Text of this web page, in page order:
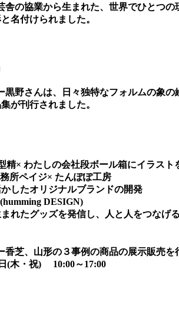
舎の協業から生まれた、世界でひとつ
名付けられました。
黒野さんは、日々独特なフォルムの象
が刊行されました。
精× わたしの会社段ボール箱にイラスト
所ペイジ× たんぽぽ工房
したオリジナルブランドの開発
DESIGN)
れたグッズを発信し、人と人をつなげ
芝、山形の３事例の商品の展示販売を
(木・祝) 10:00～17:00